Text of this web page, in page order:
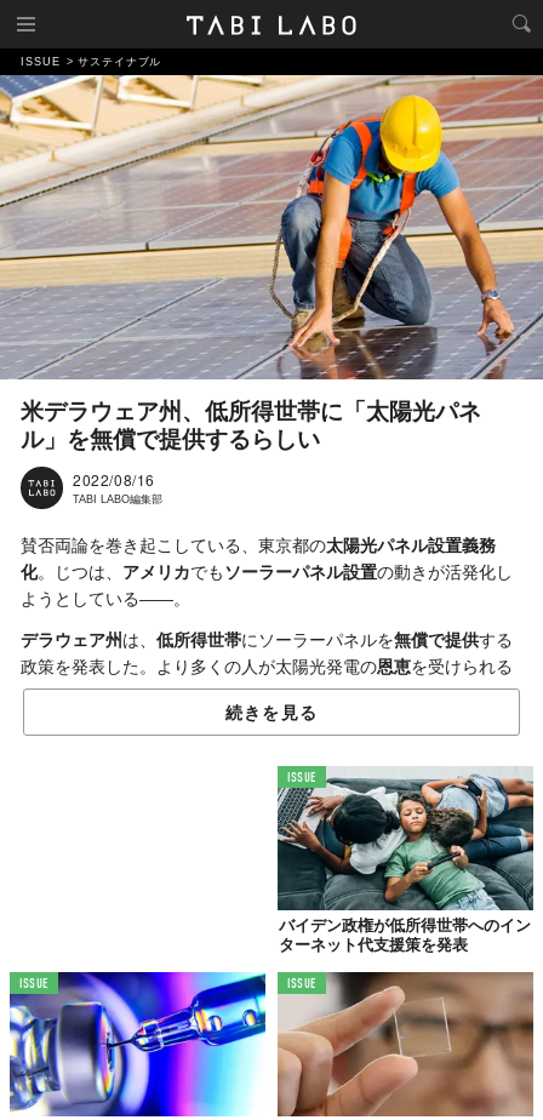
ISSUE サステイナブル
米デラウェア州、低所得世帯に「太陽光パネ
ル」を無償で提供するらしい
2022/08/16
TABI LABO編集部
賛否両論を巻き起こしている、東京都の太陽光パネル設置義務
化。じつは、 アメリカでも ソーラーパネル設置の動きが活発化し
ようとしている——。
デラウェア州は、 低所得世帯にソーラーパネルを無償で提供する
政策を発表した。より多くの人が太陽光発電の恩恵を受けられる
ようにするのが狙いだ。
今回の政策について、デラウェア州は「州民の電気代の削減につ
への移行にも効果的」としてい
環境保護の効果も見込めるから、一
の普及をはじめGXやサステナビリティなどの
でもどんどん大きくなってきている。今回のデラウェ
になるかもしれない——。
Reference:
Delaware Will Give Free and Affordable Solar Panels to Low Income Households
Top image: ©iStock.com/LL28
TABI LABO
この世界は、もっと広いはずだ。
続きを見る
ISSUE
バイデン政権が低所得世帯へのイン
ターネット代支援策を発表
ISSUE ISSUE